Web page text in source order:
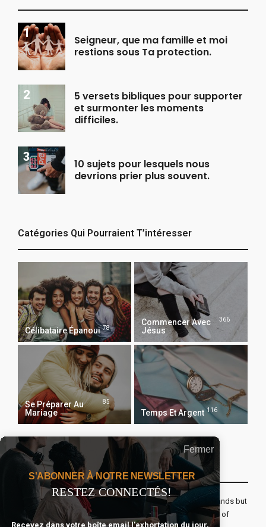
Seigneur, que ma famille et moi
restions sous Ta protection.
5 versets bibliques pour supporter
et surmonter les moments
difficiles.
10 sujets pour lesquels nous
devrions prier plus souvent.
Catégories Qui Pourraient T’intéresser
Célibataire Épanoui 78
Commencer Avec
Jésus
366
Se Préparer Au
Mariage
85
Temps Et Argent 116
Recevoir Notre Newsletter Chaque Matin
The real voyage of discovery consists not in seeking new lands but
seeing with new eyes. All journeys have secret destinations of
Fermer
S'ABONNER À NOTRE NEWSLETTER
RESTEZ CONNECTÉS!
Recevez dans votre boîte email l'exhortation du jour,